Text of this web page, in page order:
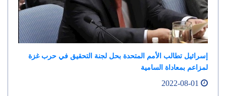
إسرائيل تطالب الأمم المتحدة بحل لجنة التحقيق في حرب غزة
لمزاعم بمعاداة السامية